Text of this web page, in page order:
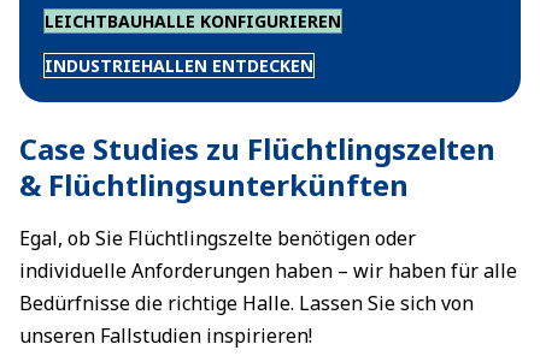
LEICHTBAUHALLE KONFIGURIEREN
INDUSTRIEHALLEN ENTDECKEN
Case Studies zu Flüchtlingszelten
& Flüchtlingsunterkünften
Egal, ob Sie Flüchtlingszelte benötigen oder
individuelle Anforderungen haben – wir haben für alle
Bedürfnisse die richtige Halle. Lassen Sie sich von
unseren Fallstudien inspirieren!